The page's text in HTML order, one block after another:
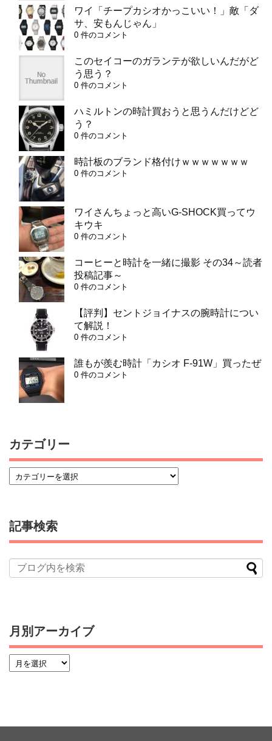
ワイ「チープカシオかっこいい！」敵「ダ
サ、安もんじゃん」
0 件のコメント
このセイコーのガランテが欲しいんだがど
う思う？
0 件のコメント
ハミルトンの時計買おうと思うんだけどど
う？
0 件のコメント
時計板のブランド格付けｗｗｗｗｗｗｗ
0 件のコメント
ワイさんちょっと高いG-SHOCK買ってウ
キウキ
0 件のコメント
コーヒーと時計を一緒に撮影 その34～読者
投稿記事～
0 件のコメント
【評判】セントジョイナスの腕時計につい
て解説！
0 件のコメント
誰もが羨む時計「カシオ F-91W」買ったぜ
0 件のコメント
カテゴリー
記事検索
月別アーカイブ